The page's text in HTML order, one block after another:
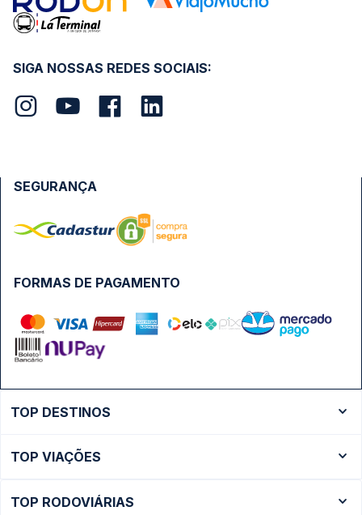
SIGA NOSSAS REDES SOCIAIS:
FORMAS DE PAGAMENTO
SEGURANÇA
TOP DESTINOS
Ônibus São Paulo
TOP VIAÇÕES
TOP RODOVIÁRIAS